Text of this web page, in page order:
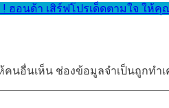
ฮอนด้า เสิร์ฟโปรเด็ดตามใจ ให้
คนอื่นเห็น ช่องข้อมูลจำเป็นถูกทำ